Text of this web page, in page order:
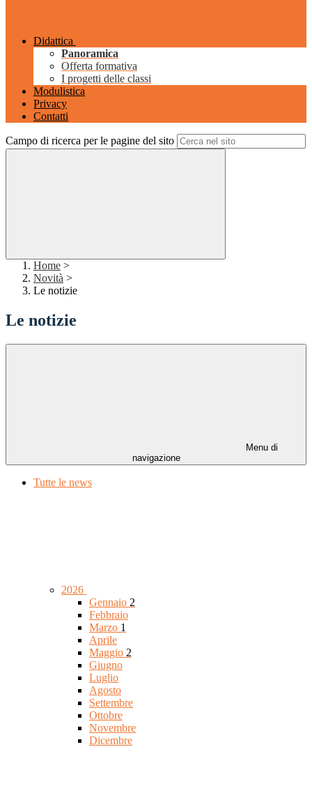
Didattica
Panoramica
Offerta formativa
I progetti delle classi
Modulistica
Privacy
Contatti
Campo di ricerca per le pagine del sito
Home >
Novità >
Le notizie
Le notizie
Menu di
navigazione
Tutte le news
2026
Gennaio 2
Febbraio
Marzo 1
Aprile
Maggio 2
Giugno
Luglio
Agosto
Settembre
Ottobre
Novembre
Dicembre